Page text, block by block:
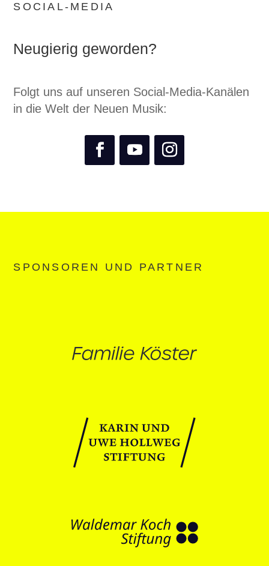
SOCIAL-MEDIA
Neugierig geworden?
Folgt uns auf unseren Social-Media-Kanälen
in die Welt der Neuen Musik:
SPONSOREN UND PARTNER